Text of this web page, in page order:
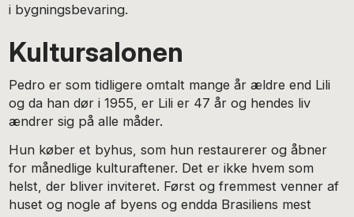
i bygningsbevaring.
Kultursalonen
Pedro er som tidligere omtalt mange år ældre end Lili
og da han dør i 1955, er Lili er 47 år og hendes liv
ændrer sig på alle måder.
Hun køber et byhus, som hun restaurerer og åbner
for månedlige kulturaftener. Det er ikke hvem som
helst, der bliver inviteret. Først og fremmest venner af
huset og nogle af byens og endda Brasiliens mest